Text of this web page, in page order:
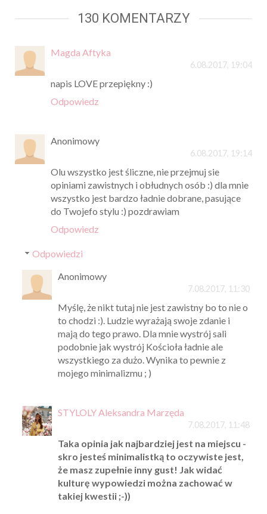
130 KOMENTARZY
Magda Aftyka
napis LOVE przepiękny :)
Odpowiedz
Olu wszystko jest śliczne, nie przejmuj sie
opiniami zawistnych i obłudnych osób :) dla mnie
wszystko jest bardzo ładnie dobrane, pasujące
do Twojefo stylu :) pozdrawiam
Odpowiedz
Myślę, że nikt tutaj nie jest zawistny bo to nie o
to chodzi :). Ludzie wyrażają swoje zdanie i
mają do tego prawo. Dla mnie wystrój sali
podobnie jak wystrój Kościoła ładnie ale